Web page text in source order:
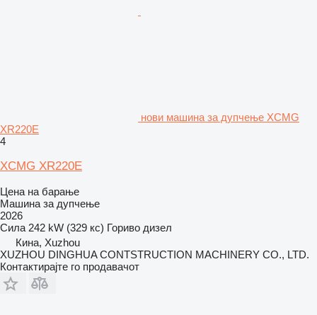
нови машина за дупчење XCMG
XR220E
4
XCMG XR220E
Цена на барање
Машина за дупчење
2026
Сила 242 kW (329 кс) Гориво дизел
Кина, Xuzhou
XUZHOU DINGHUA CONTSTRUCTION MACHINERY CO., LTD.
Контактирајте го продавачот